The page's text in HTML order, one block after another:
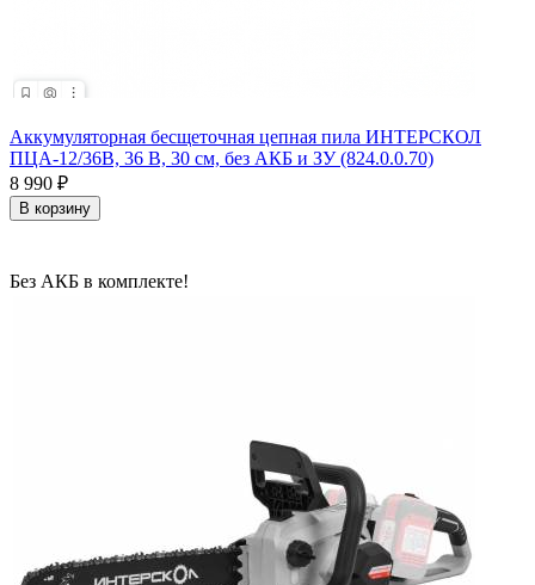
Аккумуляторная бесщеточная цепная пила ИНТЕРСКОЛ
ПЦА-12/36В, 36 В, 30 см, без АКБ и ЗУ (824.0.0.70)
8 990 ₽
В корзину
Без АКБ в комплекте!